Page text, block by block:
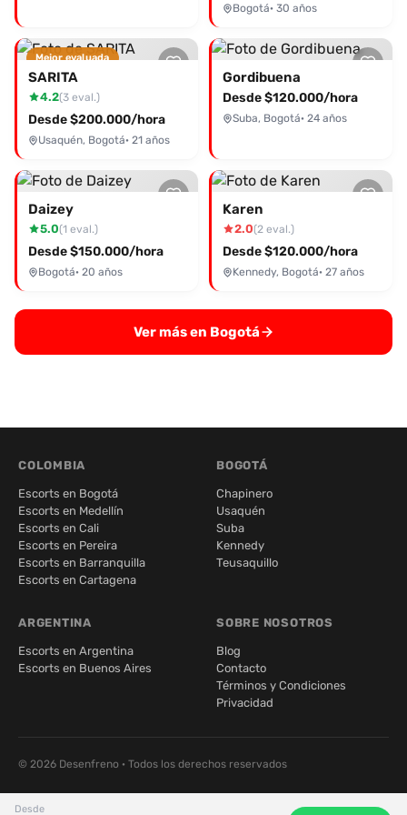
Bogotá· 30 años
Mejor evaluada
SARITA
4.2(3 eval.)
Desde $200.000/hora
Usaquén, Bogotá· 21 años
Gordibuena
Desde $120.000/hora
Suba, Bogotá· 24 años
Daizey
5.0(1 eval.)
Desde $150.000/hora
Bogotá· 20 años
Karen
2.0(2 eval.)
Desde $120.000/hora
Kennedy, Bogotá· 27 años
Ver más en Bogotá
Desde
COLOMBIA
Escorts en Bogotá
Escorts en Medellín
Escorts en Cali
Escorts en Pereira
Escorts en Barranquilla
Escorts en Cartagena
BOGOTÁ
Chapinero
Usaquén
Suba
Kennedy
Teusaquillo
ARGENTINA
Escorts en Argentina
Escorts en Buenos Aires
SOBRE NOSOTROS
Blog
Contacto
Términos y Condiciones
Privacidad
© 2026 Desenfreno · Todos los derechos reservados